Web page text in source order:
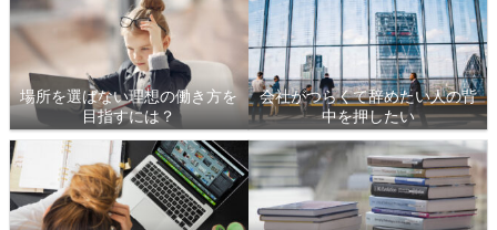
場所を選ばない理想の働き方を
目指すには？
会社がつらくて辞めたい人の背
中を押したい